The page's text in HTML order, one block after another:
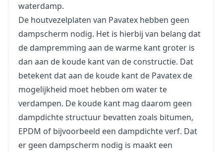
waterdamp.
De houtvezelplaten van Pavatex hebben geen
dampscherm nodig. Het is hierbij van belang dat
de dampremming aan de warme kant groter is
dan aan de koude kant van de constructie. Dat
betekent dat aan de koude kant de Pavatex de
mogelijkheid moet hebben om water te
verdampen. De koude kant mag daarom geen
dampdichte structuur bevatten zoals bitumen,
EPDM of bijvoorbeeld een dampdichte verf. Dat
er geen dampscherm nodig is maakt een